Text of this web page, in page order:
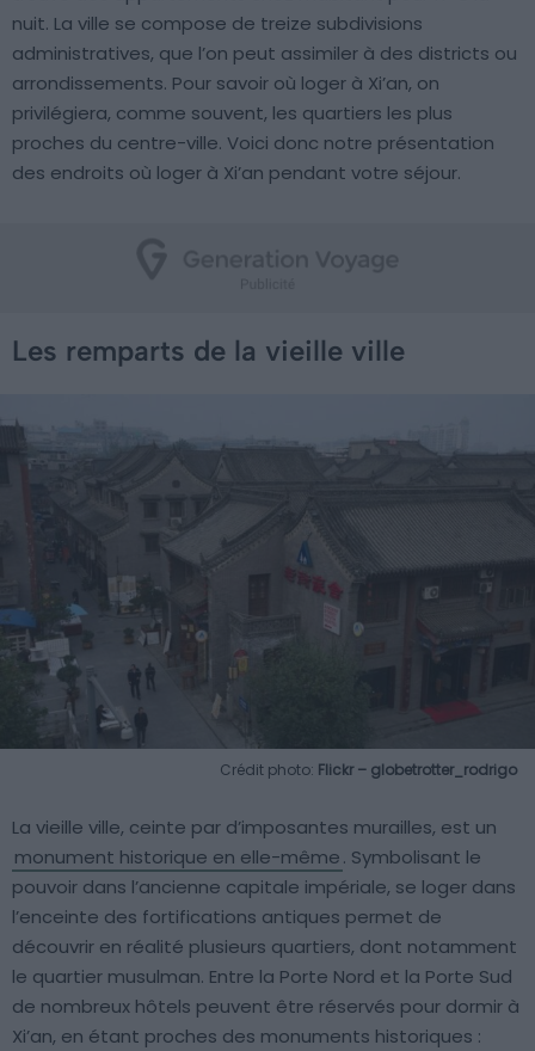
nuit. La ville se compose de treize subdivisions
administratives, que l’on peut assimiler à des districts ou
arrondissements. Pour savoir où loger à Xi’an, on
privilégiera, comme souvent, les quartiers les plus
proches du centre-ville. Voici donc notre présentation
des endroits où loger à Xi’an pendant votre séjour.
Les remparts de la vieille ville
Crédit photo: Flickr – globetrotter_rodrigo
La vieille ville, ceinte par d’imposantes murailles, est un
monument historique en elle-même. Symbolisant le
pouvoir dans l’ancienne capitale impériale, se loger dans
l’enceinte des fortifications antiques permet de
découvrir en réalité plusieurs quartiers, dont notamment
le quartier musulman. Entre la Porte Nord et la Porte Sud
de nombreux hôtels peuvent être réservés pour dormir à
Xi’an, en étant proches des monuments historiques :